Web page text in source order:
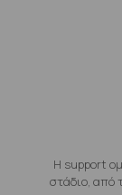
Η support
στάδιο, από